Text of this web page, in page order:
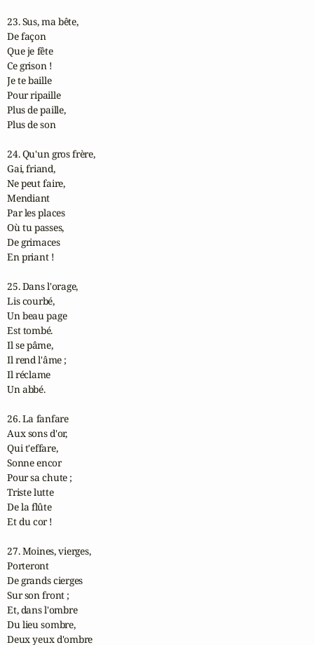
23. Sus, ma bête,
De façon
Que je fête
Ce grison !
Je te baille
Pour ripaille
Plus de paille,
Plus de son
24. Qu'un gros frère,
Gai, friand,
Ne peut faire,
Mendiant
Par les places
Où tu passes,
De grimaces
En priant !
25. Dans l'orage,
Lis courbé,
Un beau page
Est tombé.
Il se pâme,
Il rend l'âme ;
Il réclame
Un abbé.
26. La fanfare
Aux sons d'or,
Qui t'effare,
Sonne encor
Pour sa chute ;
Triste lutte
De la flûte
Et du cor !
27. Moines, vierges,
Porteront
De grands cierges
Sur son front ;
Et, dans l'ombre
Du lieu sombre,
Deux yeux d'ombre